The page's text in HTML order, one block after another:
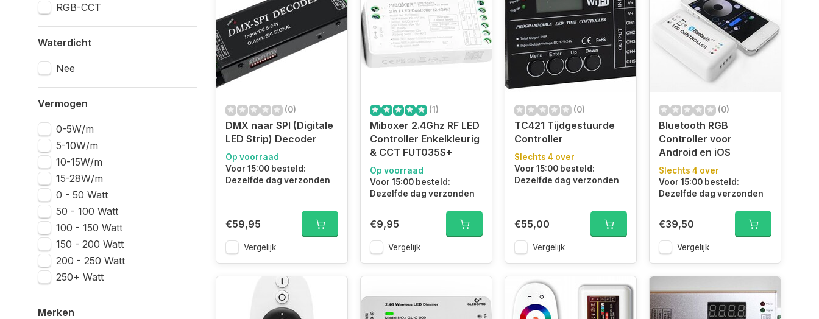
RGB-CCT
Waterdicht
Nee
Vermogen
0-5W/m
5-10W/m
10-15W/m
15-28W/m
0 - 50 Watt
50 - 100 Watt
100 - 150 Watt
150 - 200 Watt
200 - 250 Watt
250+ Watt
Merken
(0)
DMX naar SPI (Digitale
LED Strip) Decoder
Op voorraad
Voor 15:00 besteld:
Dezelfde dag verzonden
€59,95
Vergelijk
(1)
Miboxer 2.4Ghz RF LED
Controller Enkelkleurig
& CCT FUT035S+
Op voorraad
Voor 15:00 besteld:
Dezelfde dag verzonden
€9,95
Vergelijk
(0)
TC421 Tijdgestuurde
Controller
Slechts 4 over
Voor 15:00 besteld:
Dezelfde dag verzonden
€55,00
Vergelijk
(0)
Bluetooth RGB
Controller voor
Android en iOS
Slechts 4 over
Voor 15:00 besteld:
Dezelfde dag verzonden
€39,50
Vergelijk